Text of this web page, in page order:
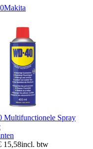
Makita
Multifunctionele Spray
15,58incl. btw